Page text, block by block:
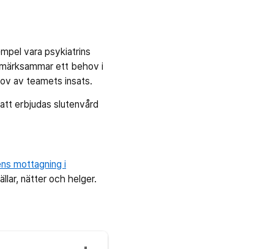
vara psykiatrins
ett behov i
av teamets insats.
erbjudas slutenvård
mottagning i
nätter och helger.